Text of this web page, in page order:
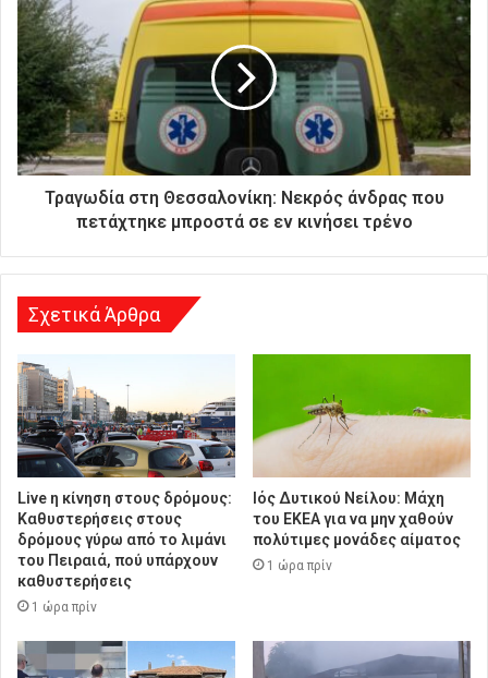
κ
ή
σ
α
δ
ι
ε
ν
Τραγωδία στη Θεσσαλονίκη: Νεκρός άνδρας που
πετάχτηκε μπροστά σε εν κινήσει τρένο
Σχετικά Άρθρα
Live η κίνηση στους δρόμους:
Καθυστερήσεις στους
δρόμους γύρω από το λιμάνι
του Πειραιά, πού υπάρχουν
καθυστερήσεις
1 ώρα πρίν
Ιός Δυτικού Νείλου: Μάχη
του ΕΚΕΑ για να μην χαθούν
πολύτιμες μονάδες αίματος
1 ώρα πρίν